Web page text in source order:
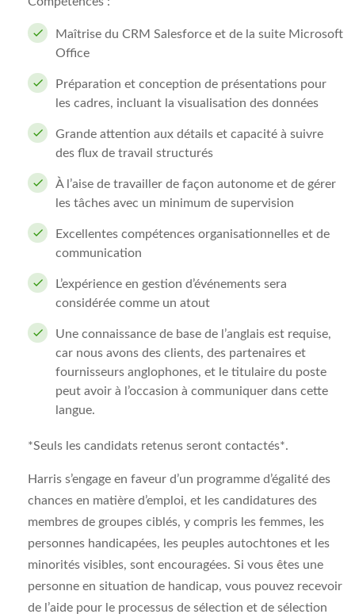
Maîtrise du CRM Salesforce et de la suite Microsoft
Office
Préparation et conception de présentations pour
les cadres, incluant la visualisation des données
Grande attention aux détails et capacité à suivre
des flux de travail structurés
À l’aise de travailler de façon autonome et de gérer
les tâches avec un minimum de supervision
Excellentes compétences organisationnelles et de
communication
L’expérience en gestion d’événements sera
considérée comme un atout
Une connaissance de base de l’anglais est requise,
car nous avons des clients, des partenaires et
fournisseurs anglophones, et le titulaire du poste
peut avoir à l’occasion à communiquer dans cette
langue.
*Seuls les candidats retenus seront contactés*.
Harris s’engage en faveur d’un programme d’égalité des
chances en matière d’emploi, et les candidatures des
membres de groupes ciblés, y compris les femmes, les
personnes handicapées, les peuples autochtones et les
minorités visibles, sont encouragées. Si vous êtes une
personne en situation de handicap, vous pouvez recevoir
de l’aide pour le processus de sélection et de sélection